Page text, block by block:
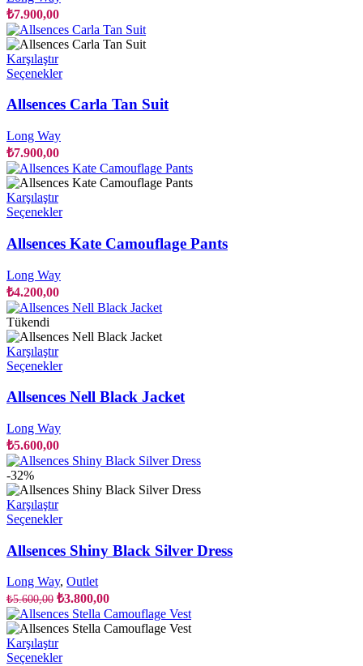
ürün
sayfasından
₺7.900,00
Karşılaştır
SeçeneklerBu
birden
ürün
sayfasından
Allsences Carla Tan Suit
Long Way
₺7.900,00
Karşılaştır
SeçeneklerBu
birden
fazla
ürün
seçilebilir
Allsences Kate Camouflage Pants
Long Way
₺4.200,00
Tükendi
Karşılaştır
SeçeneklerBu
birden
ürün
seçilebilir
Allsences Nell Black Jacket
Long Way
₺5.600,00
-32%
Karşılaştır
SeçeneklerBu
birden
fazla
varyasyonu
var.
Seçenekler
ürün
sayfasından
Allsences Shiny Black Silver Dress
Long Way, Outlet
₺5.600,00 Orijinal
fiyat:
₺5.600,00.
₺3.800,00Şu
andaki
fiyat:
Karşılaştır
SeçeneklerBu